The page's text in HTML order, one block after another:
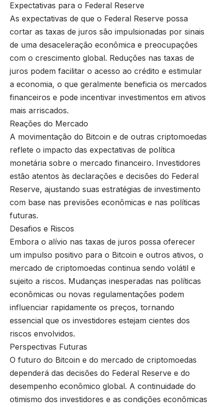
Expectativas para o Federal Reserve
As expectativas de que o Federal Reserve possa
cortar as taxas de juros são impulsionadas por sinais
de uma desaceleração econômica e preocupações
com o crescimento global. Reduções nas taxas de
juros podem facilitar o acesso ao crédito e estimular
a economia, o que geralmente beneficia os mercados
financeiros e pode incentivar investimentos em ativos
mais arriscados.
Reações do Mercado
A movimentação do Bitcoin e de outras criptomoedas
reflete o impacto das expectativas de política
monetária sobre o mercado financeiro. Investidores
estão atentos às declarações e decisões do Federal
Reserve, ajustando suas estratégias de investimento
com base nas previsões econômicas e nas políticas
futuras.
Desafios e Riscos
Embora o alívio nas taxas de juros possa oferecer
um impulso positivo para o Bitcoin e outros ativos, o
mercado de criptomoedas continua sendo volátil e
sujeito a riscos. Mudanças inesperadas nas políticas
econômicas ou novas regulamentações podem
influenciar rapidamente os preços, tornando
essencial que os investidores estejam cientes dos
riscos envolvidos.
Perspectivas Futuras
O futuro do Bitcoin e do mercado de criptomoedas
dependerá das decisões do Federal Reserve e do
desempenho econômico global. A continuidade do
otimismo dos investidores e as condições econômicas